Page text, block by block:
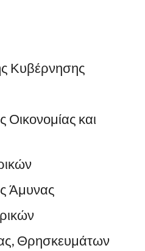
Κυβέρνησης
Οικονομίας και
Άμυνας
Θρησκευμάτων